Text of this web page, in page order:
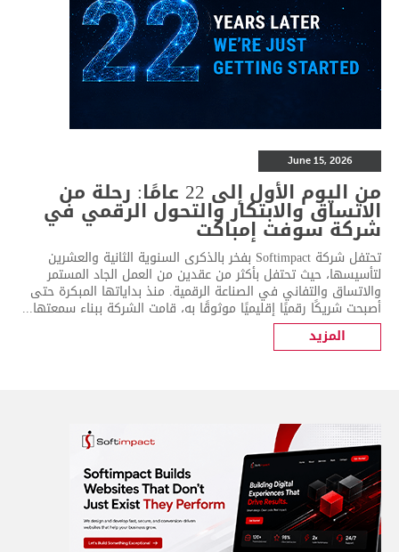
June 15, 2026
من اليوم الأول إلى 22 عامًا: رحلة من
الاتساق والابتكار والتحول الرقمي في
شركة سوفت إمباكت
تحتفل شركة Softimpact بفخر بالذكرى السنوية الثانية والعشرين
لتأسيسها، حيث تحتفل بأكثر من عقدين من العمل الجاد المستمر
والاتساق والتفاني في الصناعة الرقمية. منذ بداياتها المبكرة حتى
أصبحت شريكًا رقميًا إقليميًا موثوقًا به، قامت الشركة ببناء سمعتها...
المزيد